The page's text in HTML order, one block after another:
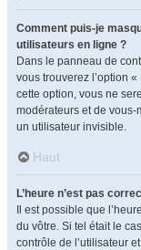
Comment puis-je
utilisateurs en ligne ?
Dans le panneau de
vous trouverez l’option
cette option, vous ne
modérateurs et de vous-
un utilisateur invisible.
Haut
L’heure n’est pas
Il est possible que
du vôtre. Si tel était le
contrôle de l’utilisateur